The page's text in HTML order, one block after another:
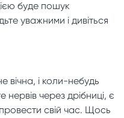
буде пошук
уважними і дивіться
вічна, і коли-небудь
нервів через дрібниці, є
провести свій час. Щось